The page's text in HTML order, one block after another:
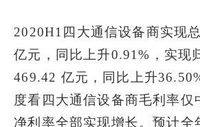
2020H1四大通信设备商实现
亿元，同比上升0.91%，实现
469.42 亿元，同比上升
度看四大通信设备商毛利率仅
净利率全部实现增长。预计全